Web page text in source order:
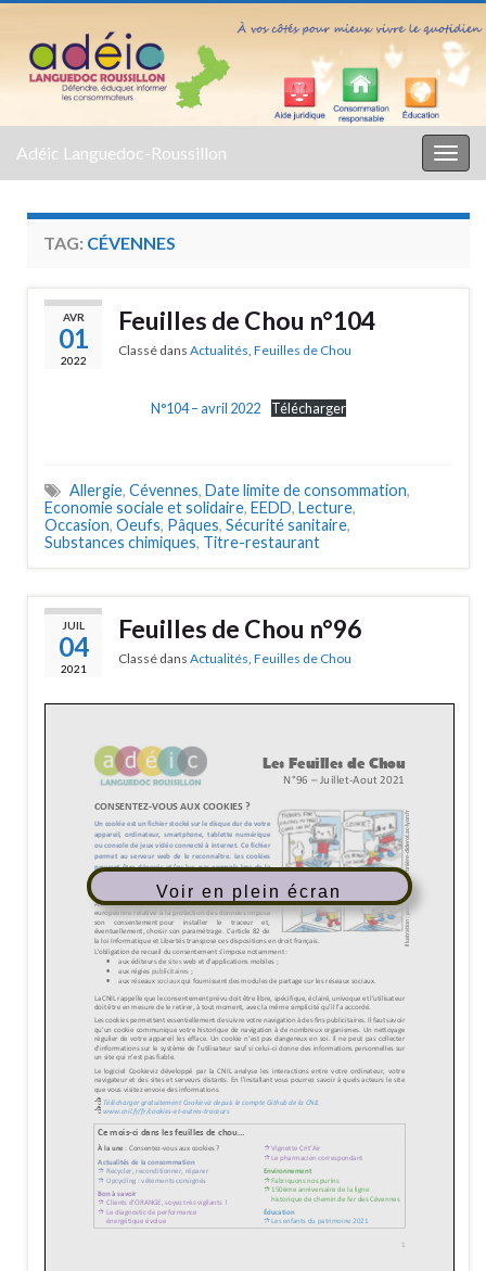
Adéic Languedoc-Roussillon
TAG: CÉVENNES
AVR
01
2022
Feuilles de Chou n°104
Classé dans Actualités, Feuilles de Chou
N°104 – avril 2022 Télécharger
Allergie, Cévennes, Date limite de consommation,
Economie sociale et solidaire, EEDD, Lecture,
Occasion, Oeufs, Pâques, Sécurité sanitaire,
Substances chimiques, Titre-restaurant
JUIL
04
2021
Feuilles de Chou n°96
Classé dans Actualités Feuilles de Chou
Voir en plein écran